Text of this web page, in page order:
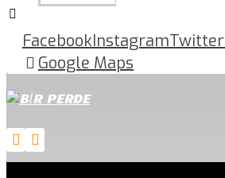
FacebookInstagramTwitter
Google Maps